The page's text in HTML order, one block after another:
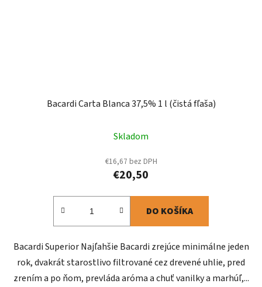
Bacardi Carta Blanca 37,5% 1 l (čistá fľaša)
Skladom
€16,67 bez DPH
€20,50
DO KOŠÍKA
Bacardi Superior Najľahšie Bacardi zrejúce minimálne jeden
rok, dvakrát starostlivo filtrované cez drevené uhlie, pred
zrením a po ňom, prevláda aróma a chuť vanilky a marhúľ,...